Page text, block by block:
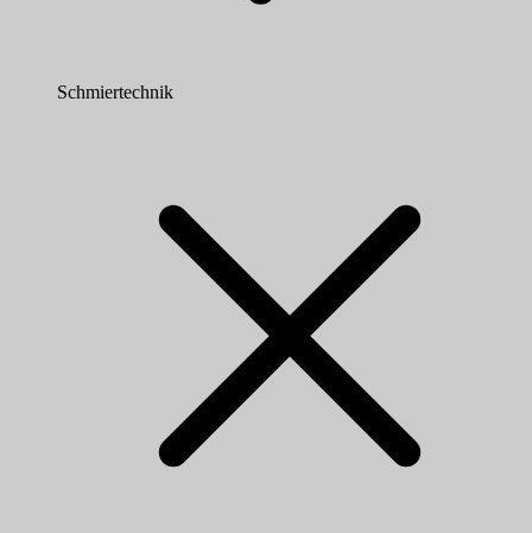
Schmiertechnik